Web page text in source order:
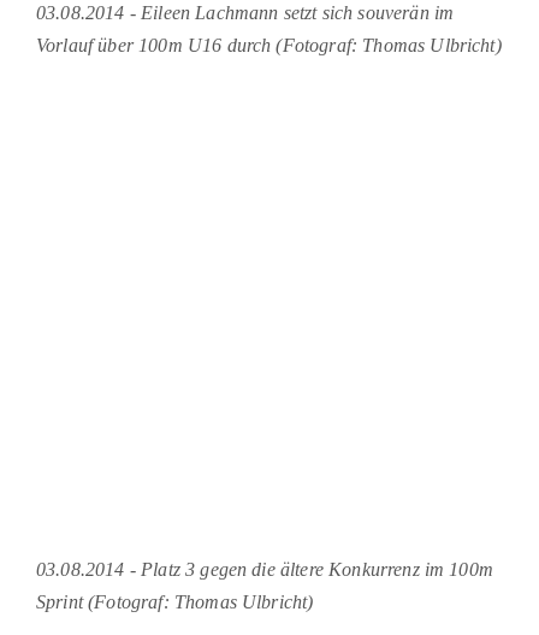
03.08.2014 - Eileen Lachmann setzt sich souverän im
Vorlauf über 100m U16 durch (Fotograf: Thomas Ulbricht)
03.08.2014 - Platz 3 gegen die ältere Konkurrenz im 100m
Sprint (Fotograf: Thomas Ulbricht)